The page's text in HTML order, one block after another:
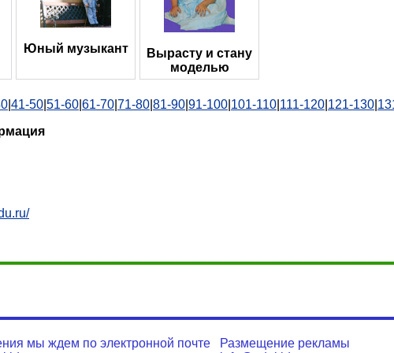
Юный музыкант
Вырасту и стану
моделью
41-50 51-60 61-70 71-80 81-90 91-100 101-110 111-120 121-130
мы ждем по электронной почте
Размещение рекламы